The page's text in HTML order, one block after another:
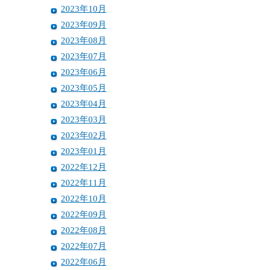
2023年10月
2023年09月
2023年08月
2023年07月
2023年06月
2023年05月
2023年04月
2023年03月
2023年02月
2023年01月
2022年12月
2022年11月
2022年10月
2022年09月
2022年08月
2022年07月
2022年06月